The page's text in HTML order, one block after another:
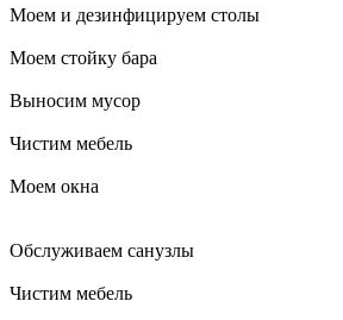
Моем и дезинфицируем столы
Моем стойку бара
Выносим мусор
Чистим мебель
Моем окна
Обслуживаем санузлы
Чистим мебель